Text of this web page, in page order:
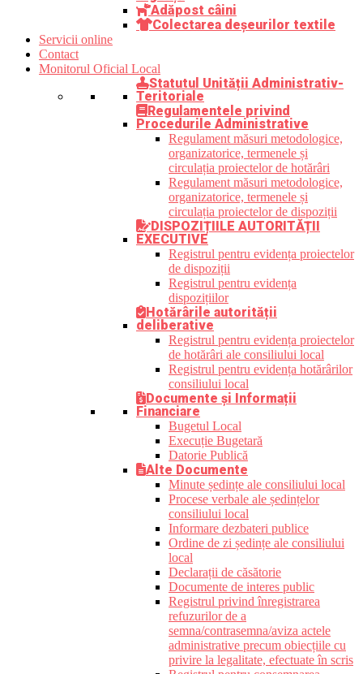
Adăpost câini
Colectarea deșeurilor textile
Servicii online
Contact
Monitorul Oficial Local
Statutul Unității Administrativ-
Teritoriale
Regulamentele privind
Procedurile Administrative
Regulament măsuri metodologice,
organizatorice, termenele și
circulația proiectelor de hotărâri
Regulament măsuri metodologice,
organizatorice, termenele și
circulația proiectelor de dispoziții
DISPOZIȚIILE AUTORITĂȚII
EXECUTIVE
Registrul pentru evidența proiectelor
de dispoziții
Registrul pentru evidența
dispozițiilor
Hotărârile autorității
deliberative
Registrul pentru evidența proiectelor
de hotărâri ale consiliului local
Registrul pentru evidența hotărârilor
consiliului local
Documente și Informații
Financiare
Bugetul Local
Execuție Bugetară
Datorie Publică
Alte Documente
Minute ședințe ale consiliului local
Procese verbale ale ședințelor
consiliului local
Informare dezbateri publice
Ordine de zi ședințe ale consiliului
local
Declarații de căsătorie
Documente de interes public
Registrul privind înregistrarea
refuzurilor de a
semna/contrasemna/aviza actele
administrative precum obiecțiile cu
privire la legalitate, efectuate în scris